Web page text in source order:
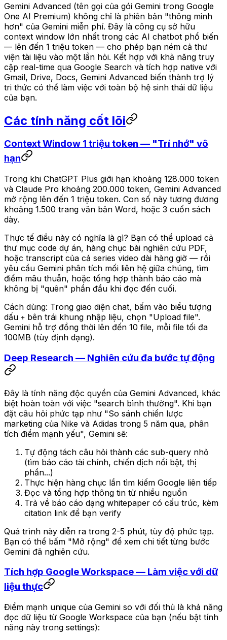
Gemini Advanced (tên gọi của gói Gemini trong Google
One AI Premium) không chỉ là phiên bản "thông minh
hơn" của Gemini miễn phí. Đây là công cụ sở hữu
context window lớn nhất trong các AI chatbot phổ biến
— lên đến 1 triệu token — cho phép bạn ném cả thư
viện tài liệu vào một lần hỏi. Kết hợp với khả năng truy
cập real-time qua Google Search và tích hợp native với
Gmail, Drive, Docs, Gemini Advanced biến thành trợ lý
tri thức có thể làm việc với toàn bộ hệ sinh thái dữ liệu
của bạn.
Các tính năng cốt lõi
Context Window 1 triệu token — "Trí nhớ" vô
hạn
Trong khi ChatGPT Plus giới hạn khoảng 128.000 token
và Claude Pro khoảng 200.000 token, Gemini Advanced
mở rộng lên đến 1 triệu token. Con số này tương đương
khoảng 1.500 trang văn bản Word, hoặc 3 cuốn sách
dày.
Thực tế điều này có nghĩa là gì? Bạn có thể upload cả
thư mục code dự án, hàng chục bài nghiên cứu PDF,
hoặc transcript của cả series video dài hàng giờ — rồi
yêu cầu Gemini phân tích mối liên hệ giữa chúng, tìm
điểm mâu thuẫn, hoặc tổng hợp thành báo cáo mà
không bị "quên" phần đầu khi đọc đến cuối.
Cách dùng: Trong giao diện chat, bấm vào biểu tượng
dấu + bên trái khung nhập liệu, chọn "Upload file".
Gemini hỗ trợ đồng thời lên đến 10 file, mỗi file tối đa
100MB (tùy định dạng).
Deep Research — Nghiên cứu đa bước tự động
Đây là tính năng độc quyền của Gemini Advanced, khác
biệt hoàn toàn với việc "search bình thường". Khi bạn
đặt câu hỏi phức tạp như "So sánh chiến lược
marketing của Nike và Adidas trong 5 năm qua, phân
tích điểm mạnh yếu", Gemini sẽ:
Tự động tách câu hỏi thành các sub-query nhỏ
(tìm báo cáo tài chính, chiến dịch nổi bật, thị
phần...)
Thực hiện hàng chục lần tìm kiếm Google liên tiếp
Đọc và tổng hợp thông tin từ nhiều nguồn
Trả về báo cáo dạng whitepaper có cấu trúc, kèm
citation link để bạn verify
Quá trình này diễn ra trong 2-5 phút, tùy độ phức tạp.
Bạn có thể bấm "Mở rộng" để xem chi tiết từng bước
Gemini đã nghiên cứu.
Tích hợp Google Workspace — Làm việc với dữ
liệu thực
Điểm mạnh unique của Gemini so với đối thủ là khả năng
đọc dữ liệu từ Google Workspace của bạn (nếu bật tính
năng này trong settings):